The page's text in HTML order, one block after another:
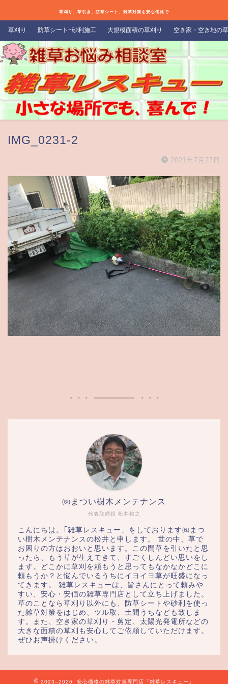
草刈り、草引き、防草シート、雑草対策を安心価格で
草刈り 防草シート+砂利施工 大規模面積の草刈り 空き家・空き地の
IMG_0231-2
2021年7月27日
代表取締役 松井裕之
㈱まつい樹木メンテナンス
こんにちは。｢雑草レスキュー」をしております㈱まつ
い樹木メンテナンスの松井と申します。 世の中、草で
お困りの方はおおいと思います。この間草を引いたと思
ったら、もう草が生えてきて、すごくしんどい思いをし
ます。どこかに草刈を頼もうと思ってもなかなかどこに
頼もうか？と悩んでいるうちにイヨイヨ草が旺盛になっ
てきます。 雑草レスキューは、皆さんにとって頼みや
すい、安心・安価の雑草専門店として立ち上げました。
草のことなら草刈り以外にも、防草シートや砂利を使っ
た雑草対策をはじめ、ツル取、土間うちなども致しま
す。また、空き家の草刈り・剪定、太陽光発電所などの
大きな面積の草刈も安心してご依頼していただけます。
ぜひお声掛けください。
2023–2026 安心価格の雑草対策専門店「雑草レスキュー」